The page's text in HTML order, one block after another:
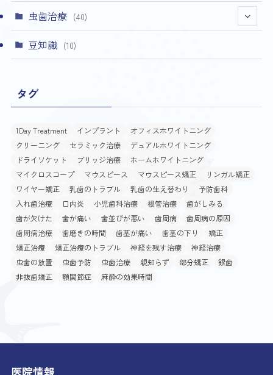
虫歯治療 (40)
豆知識 (10)
タグ
1Day Treatment インプラント
オフィスホワイトニング
クリーニング
セラミック治療
デュアルホワイトニング
ドライソケット
ブリッジ治療
ホームホワイトニング
マイクロスコープ
マウスピース マウスピース矯正
リンガル矯正
ワイヤー矯正
乳歯のトラブル 乳歯の生え替わり
予防歯科
入れ歯治療
口内炎 小児歯科治療 根管治療
歯がしみる
歯が欠けた
歯が痛い 歯並びが悪い 歯周病
歯周病の原因
歯周病治療
歯磨きの時間 歯茎が痛い 歯茎の下り
矯正
矯正治療
矯正治療のトラブル 神経を残す治療
神経治療
虫歯の放置
虫歯予防 虫歯治療 親知らず 部分矯正
銀歯
非抜歯矯正
顎関節症 麻酔の効果時間
医院情報